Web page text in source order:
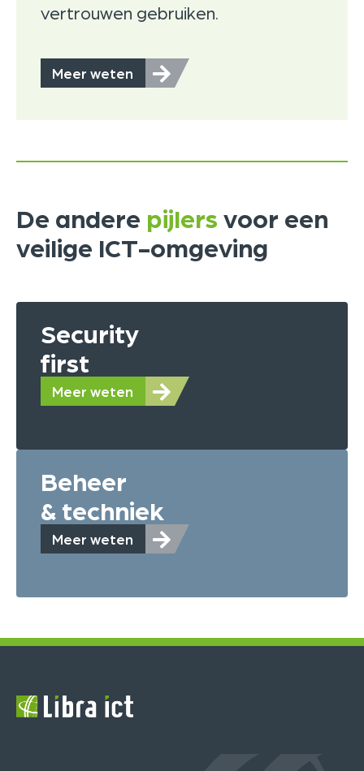
vertrouwen gebruiken.
Meer weten
De andere pijlersvoor een
veilige ICT-omgeving
Security
first
Meer weten
Beheer
& techniek
Meer weten